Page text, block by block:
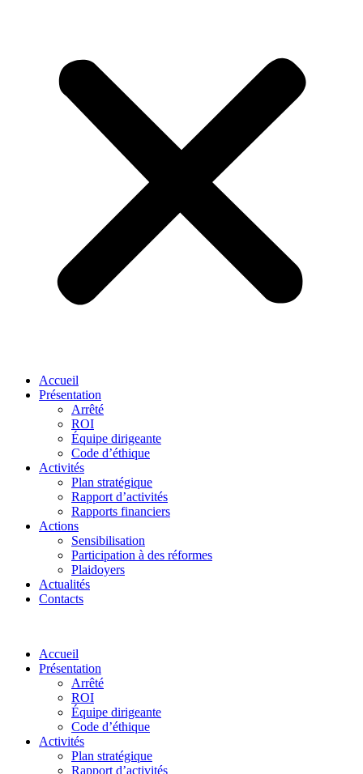
Accueil
Présentation
Arrêté
ROI
Équipe dirigeante
Code d’éthique
Activités
Plan stratégique
Rapport d’activités
Rapports financiers
Actions
Sensibilisation
Participation à des réformes
Plaidoyers
Actualités
Contacts
Accueil
Présentation
Arrêté
ROI
Équipe dirigeante
Code d’éthique
Activités
Plan stratégique
Rapport d’activités